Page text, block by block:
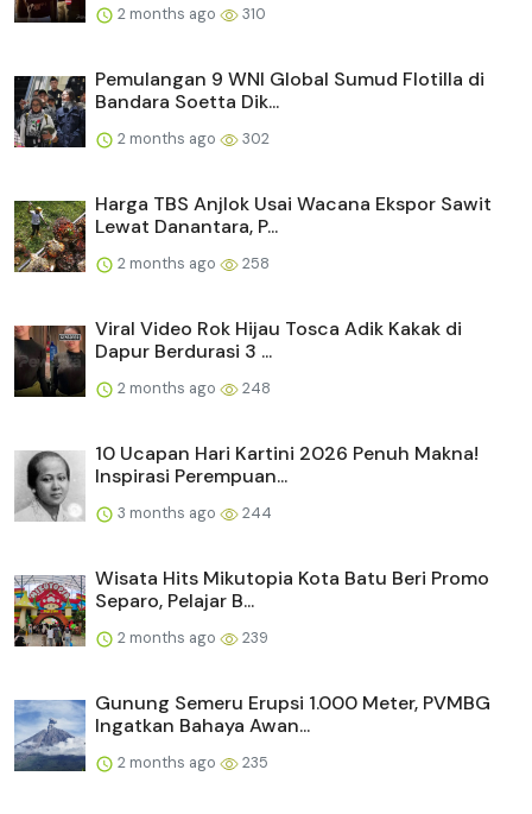
2 months ago 310
Pemulangan 9 WNI Global Sumud Flotilla di
Bandara Soetta Dik...
2 months ago 302
Harga TBS Anjlok Usai Wacana Ekspor Sawit
Lewat Danantara, P...
2 months ago 258
Viral Video Rok Hijau Tosca Adik Kakak di
Dapur Berdurasi 3 ...
2 months ago 248
10 Ucapan Hari Kartini 2026 Penuh Makna!
Inspirasi Perempuan...
3 months ago 244
Wisata Hits Mikutopia Kota Batu Beri Promo
Separo, Pelajar B...
2 months ago 239
Gunung Semeru Erupsi 1.000 Meter, PVMBG
Ingatkan Bahaya Awan...
2 months ago 235